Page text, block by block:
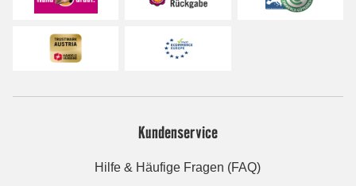
Kundenservice
Hilfe & Häufige Fragen (FAQ)